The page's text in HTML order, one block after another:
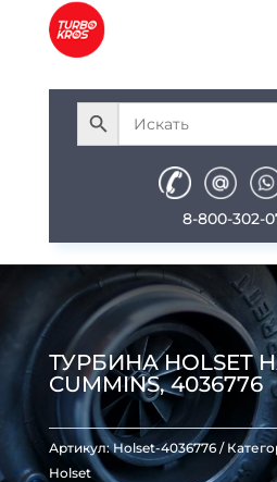
8-800-302-
ТУРБИНА HOLSET
CUMMINS, 4036776
Артикул:Holset-4036776
Holset